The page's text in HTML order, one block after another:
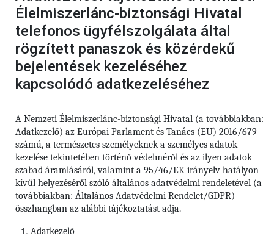
Élelmiszerlánc-biztonsági Hivatal
telefonos ügyfélszolgálata által
rögzített panaszok és közérdekű
bejelentések kezeléséhez
kapcsolódó adatkezeléséhez
A Nemzeti Élelmiszerlánc-biztonsági Hivatal (a továbbiakban:
Adatkezelő) az Európai Parlament és Tanács (EU) 2016/679
számú, a természetes személyeknek a személyes adatok
kezelése tekintetében történő védelméről és az ilyen adatok
szabad áramlásáról, valamint a 95/46/EK irányelv hatályon
kívül helyezéséről szóló általános adatvédelmi rendeletével (a
továbbiakban: Általános Adatvédelmi Rendelet/GDPR)
összhangban az alábbi tájékoztatást adja.
Adatkezelő